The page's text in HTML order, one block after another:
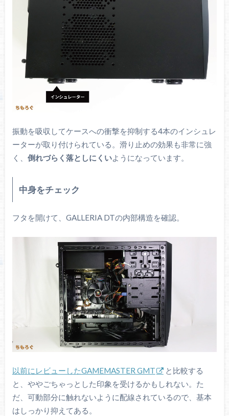
振動を吸収してケースへの衝撃を抑制する4本のインシュレ
ーターが取り付けられている。滑り止めの効果も非常に強
く、 倒れづらく落としにくいようになっています。
中身をチェック
フタを開けて、GALLERIA DTの内部構造を確認。
以前にレビューしたGAMEMASTER GMT
と比較する
と、ややごちゃっとした印象を受けるかもしれない。た
だ、可動部分に触れないように配線されているので、基本
はしっかり抑えてある。